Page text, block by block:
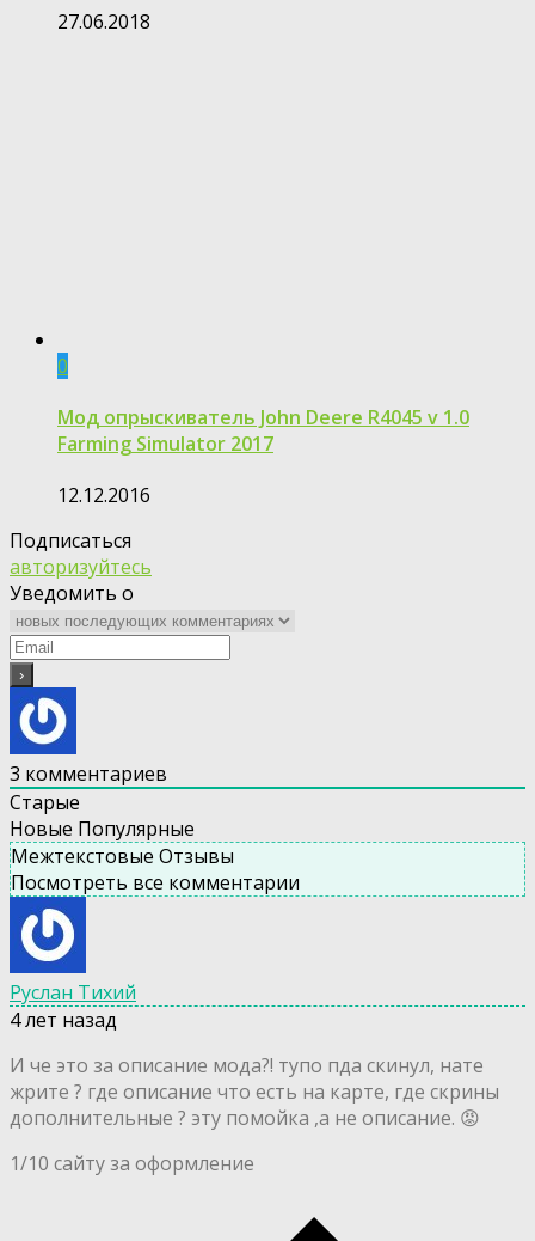
27.06.2018
0
Мод опрыскиватель John Deere R4045 v 1.0
Farming Simulator 2017
12.12.2016
Подписаться
авторизуйтесь
Уведомить о
3 комментариев
Старые
Новые Популярные
Межтекстовые Отзывы
Посмотреть все комментарии
Руслан Тихий
4 лет назад
И че это за описание мода?! тупо пда скинул, нате
жрите ? где описание что есть на карте, где скрины
дополнительные ? эту помойка ,а не описание. 😡
1/10 сайту за оформление